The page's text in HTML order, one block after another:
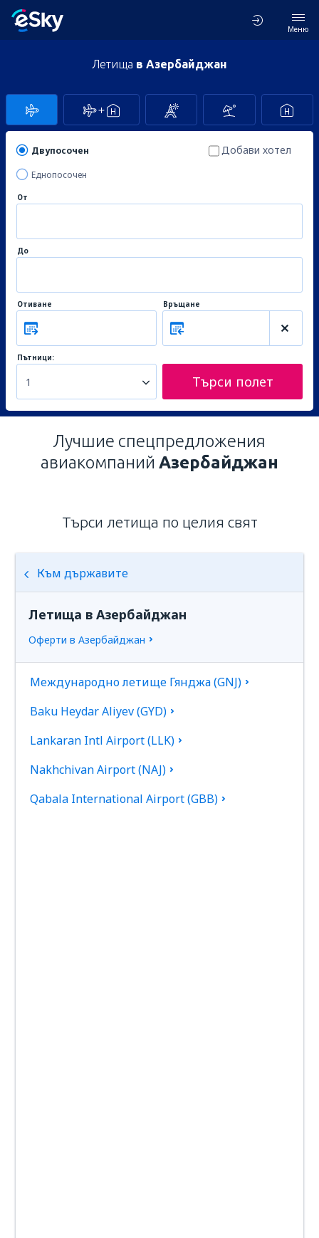
Меню
Летища в Азербайджан
Двупосочен
Еднопосочен
Добави хотел
От
До
Отиване Връщане
Пътници:
1 Търси полет
Лучшие спецпредложения
авиакомпаний Азербайджан
Търси летища по целия свят
Към държавите
Летища в Азербайджан
Оферти в Азербайджан
Международно летище Гянджа (GNJ)
Baku Heydar Aliyev (GYD)
Lankaran Intl Airport (LLK)
Nakhchivan Airport (NAJ)
Qabala International Airport (GBB)